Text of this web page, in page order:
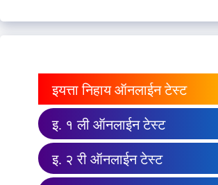
इयत्ता निहाय ऑनलाईन टेस्ट
इ. १ ली ऑनलाईन टेस्ट
इ. २ री ऑनलाईन टेस्ट